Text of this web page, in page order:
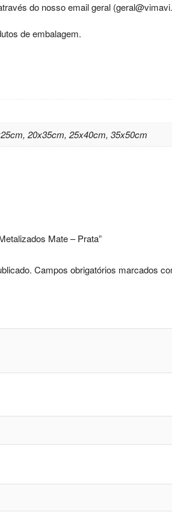
do nosso email geral
de embalagem.
20x35cm, 25x40cm, 35x50cm
Mate – Prata”
Campos obrigatórios marcados